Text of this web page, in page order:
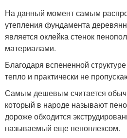
На данный момент самым
утепления фундамента
является оклейка стенок
материалами.
Благодаря вспененной
тепло и практически не
Самым дешевым считается
который в народе называют
дороже обходится
называемый еще пеноплексом.